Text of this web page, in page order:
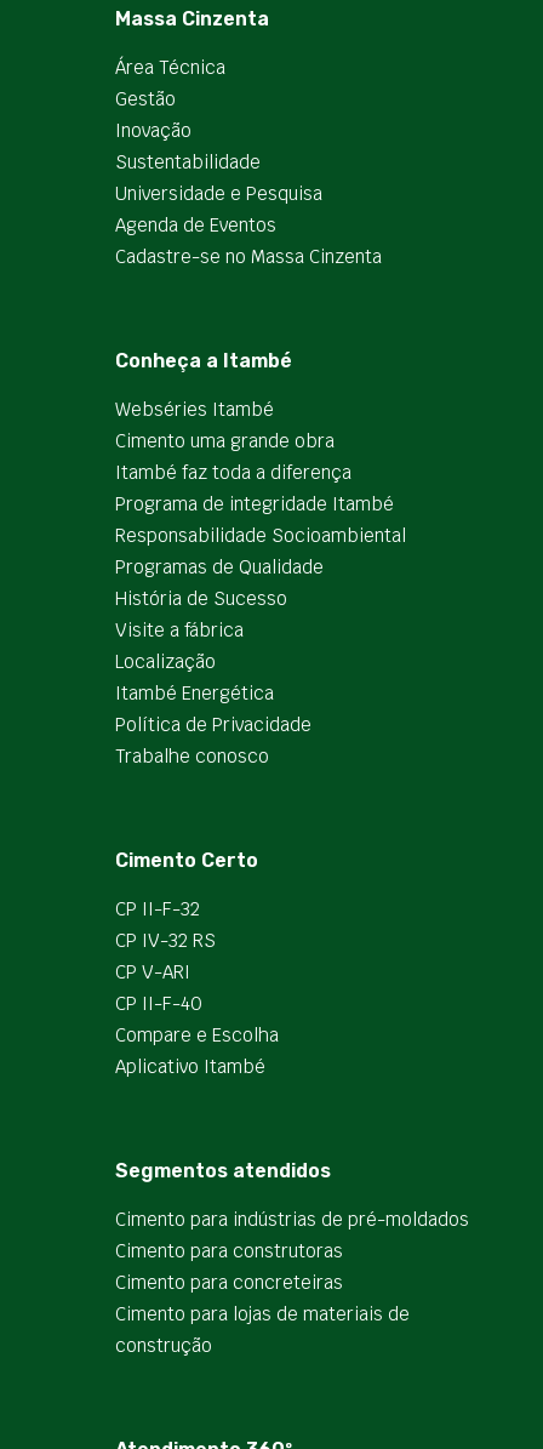
Massa Cinzenta
Área Técnica
Gestão
Inovação
Sustentabilidade
Universidade e Pesquisa
Agenda de Eventos
Cadastre-se no Massa Cinzenta
Conheça a Itambé
Webséries Itambé
Cimento uma grande obra
Itambé faz toda a diferença
Programa de integridade Itambé
Responsabilidade Socioambiental
Programas de Qualidade
História de Sucesso
Visite a fábrica
Localização
Itambé Energética
Política de Privacidade
Trabalhe conosco
Cimento Certo
CP II-F-32
CP IV-32 RS
CP V-ARI
CP II-F-40
Compare e Escolha
Aplicativo Itambé
Segmentos atendidos
Cimento para indústrias de pré-moldados
Cimento para construtoras
Cimento para concreteiras
Cimento para lojas de materiais de
construção